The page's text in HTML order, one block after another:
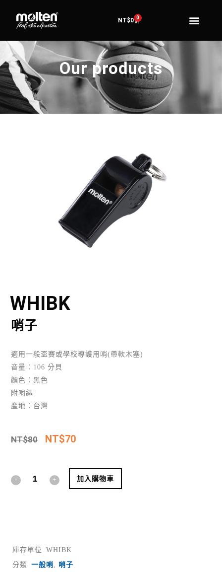
NT$0 0
Our products
WHIBK
哨子
適用一般盃賽或學校導護用哨(帶軟木塞)
音量：106 分貝
顏色：黑色
附哨繩
產地：台灣
NT$80 NT$70
加入購物車
庫存單位
WHIBK
分類
一般哨, 哨子